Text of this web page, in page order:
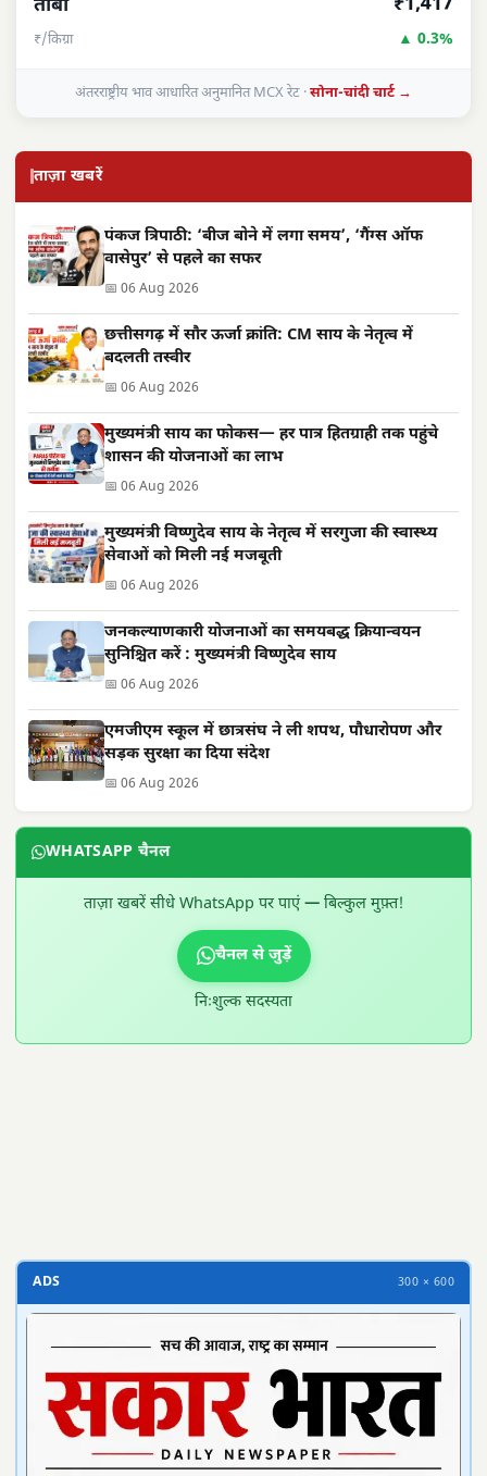
तांबा
₹/किग्रा ▲ 0.3%
अंतरराष्ट्रीय भाव आधारित अनुमानित MCX रेट ·सोना-चांदी चार्ट →
ताज़ा खबरें
पंकज त्रिपाठी: ‘बीज बोने में लगा समय’, ‘गैंग्स ऑफ
वासेपुर’ से पहले का सफर
📅 06 Aug 2026
छत्तीसगढ़ में सौर ऊर्जा क्रांति: CM साय के नेतृत्व में
बदलती तस्वीर
📅 06 Aug 2026
मुख्यमंत्री साय का फोकस— हर पात्र हितग्राही तक पहुंचे
शासन की योजनाओं का लाभ
📅 06 Aug 2026
मुख्यमंत्री विष्णुदेव साय के नेतृत्व में सरगुजा की स्वास्थ्य
सेवाओं को मिली नई मजबूती
📅 06 Aug 2026
जनकल्याणकारी योजनाओं का समयबद्ध क्रियान्वयन
सुनिश्चित करें : मुख्यमंत्री विष्णुदेव साय
📅 06 Aug 2026
एमजीएम स्कूल में छात्रसंघ ने ली शपथ, पौधारोपण और
सड़क सुरक्षा का दिया संदेश
📅 06 Aug 2026
WHATSAPP चैनल
ताज़ा खबरें सीधे WhatsApp पर पाएं — बिल्कुल मुफ़्त!
चैनल से जुड़ें
निःशुल्क सदस्यता
ADS 300 × 600